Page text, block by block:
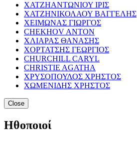
ΧΑΤΖΗΑΝΤΩΝΙΟΥ ΙΡΙΣ
ΧΑΤΖΗΝΙΚΟΛΑΟΥ ΒΑΓΓΕΛΗΣ
ΧΕΙΜΩΝΑΣ ΓΙΩΡΓΟΣ
CHEKHOV ANTON
ΧΛΙΑΡΑΣ ΘΑΝΑΣΗΣ
ΧΟΡΤΑΤΣΗΣ ΓΕΩΡΓΙΟΣ
CHURCHILL CARYL
CHRISTIE AGATHA
ΧΡΥΣΟΠΟΥΛΟΣ ΧΡΗΣΤΟΣ
ΧΩΜΕΝΙΔΗΣ ΧΡΗΣΤΟΣ
Close
Ηθοποιοί